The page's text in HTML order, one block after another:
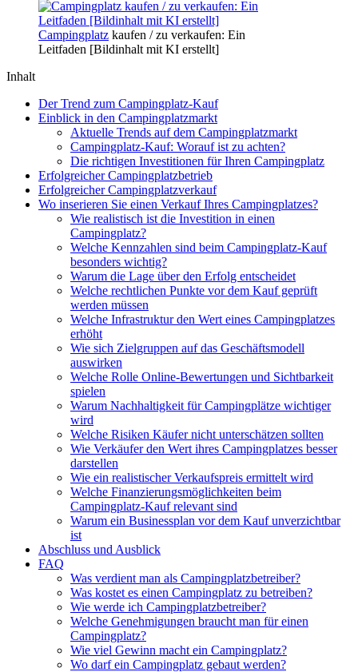
Campingplatz kaufen / zu verkaufen: Ein
Leitfaden [Bildinhalt mit KI erstellt]
Inhalt
Der Trend zum Campingplatz-Kauf
Einblick in den Campingplatzmarkt
Aktuelle Trends auf dem Campingplatzmarkt
Campingplatz-Kauf: Worauf ist zu achten?
Die richtigen Investitionen für Ihren Campingplatz
Erfolgreicher Campingplatzbetrieb
Erfolgreicher Campingplatzverkauf
Wo inserieren Sie einen Verkauf Ihres Campingplatzes?
Wie realistisch ist die Investition in einen
Campingplatz?
Welche Kennzahlen sind beim Campingplatz-Kauf
besonders wichtig?
Warum die Lage über den Erfolg entscheidet
Welche rechtlichen Punkte vor dem Kauf geprüft
werden müssen
Welche Infrastruktur den Wert eines Campingplatzes
erhöht
Wie sich Zielgruppen auf das Geschäftsmodell
auswirken
Welche Rolle Online-Bewertungen und Sichtbarkeit
spielen
Warum Nachhaltigkeit für Campingplätze wichtiger
wird
Welche Risiken Käufer nicht unterschätzen sollten
Wie Verkäufer den Wert ihres Campingplatzes besser
darstellen
Wie ein realistischer Verkaufspreis ermittelt wird
Welche Finanzierungsmöglichkeiten beim
Campingplatz-Kauf relevant sind
Warum ein Businessplan vor dem Kauf unverzichtbar
ist
Abschluss und Ausblick
FAQ
Was verdient man als Campingplatzbetreiber?
Was kostet es einen Campingplatz zu betreiben?
Wie werde ich Campingplatzbetreiber?
Welche Genehmigungen braucht man für einen
Campingplatz?
Wie viel Gewinn macht ein Campingplatz?
Wo darf ein Campingplatz gebaut werden?